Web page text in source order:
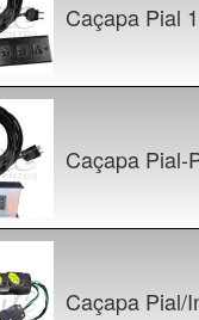
Caçapa Pial
Caçapa Pial-
Caçapa Pial/